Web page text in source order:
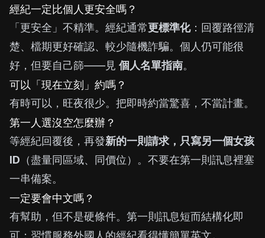
經紀一定比個人更安全嗎？
「更安全」不精準。經紀通常更標準化：回覆路徑清
楚、檔期更好確認、較少隨機詐騙。個人仍可能很
好，但要自己篩——見 個人名單指南。
可以「現在立刻」約嗎？
有時可以，旺夜很少。把即時約當驚喜，不當計畫。
第一人選沒空怎麼辦？
等經紀回覆後，再發新的一則請求，只寫另一個女孩
ID （盡量同區域、同價位）。不要在第一則訊息裡塞
一串備案。
一定要會中文嗎？
有幫助，但不是硬條件。第一則訊息短而結構化即
可；習慣服務外國人的經紀看得懂簡單英文。